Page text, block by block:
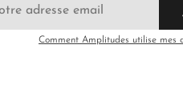
Comment Amplitudes utilise mes